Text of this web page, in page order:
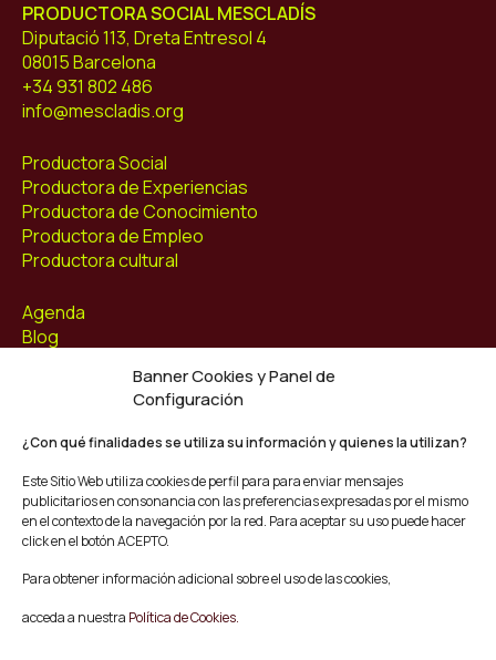
Banner Cookies y Panel de
Configuración
¿Con qué finalidades se utiliza su información y quienes la utilizan?
Este Sitio Web utiliza cookies de perfil para para enviar mensajes
publicitarios en consonancia con las preferencias expresadas por el mismo
en el contexto de la navegación por la red. Para aceptar su uso puede hacer
click en el botón ACEPTO.
Para obtener información adicional sobre el uso de las cookies,
acceda a nuestra Política de Cookies.
PRODUCTORA SOCIAL MESCLADÍS
Diputació 113, Dreta Entresol 4
08015 Barcelona
+34 931 802 486
info@mescladis.org
Productora Social
Productora de Experiencias
Productora de Conocimiento
Productora de Empleo
Productora cultural
Agenda
Blog
Facebook
Youtube
Twitter/X
© Mescladís 2026
Aviso legal